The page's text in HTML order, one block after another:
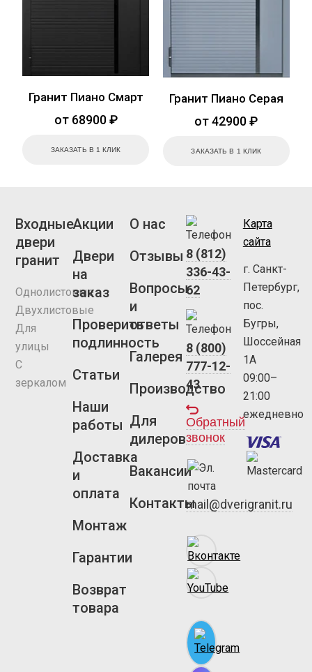
Гранит Пиано Смарт
от 68900 ₽
ЗАКАЗАТЬ В 1 КЛИК
Гранит Пиано Серая
от 42900 ₽
ЗАКАЗАТЬ В 1 КЛИК
Входные
двери
гранит
Однолистовые
Двухлистовые
Для
улицы
С
зеркалом
Акции
Двери
на
заказ
Проверить
подлинность
Статьи
Наши
работы
Доставка
и
оплата
Монтаж
Гарантии
Возврат
товара
О нас
Отзывы
Вопросы
и
ответы
Галерея
Производство
Для
дилеров
Вакансии
Контакты
8 (812)
336-43-
62
8 (800)
777-12-
43
Обратный
звонок
mail@dverigranit.ru
Карта
сайта
г. Санкт-
Петербург,
пос.
Бугры,
Шоссейная
1А
09:00–
21:00
ежедневно